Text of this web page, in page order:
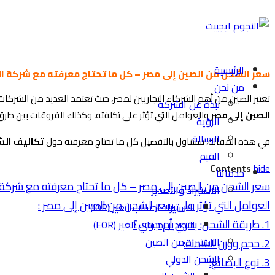
الرئيسية
من نحن
نبذة عن الشركة
الرؤية
الرسالة
القيم
خدماتنا
الاستيراد والتصدير
الاستيراد لحساب الغير (IOR)
التصدير لحساب الغير (EOR)
الاستيراد من الصين
الشحن الدولي
سعر الشحن من الصين إلى مصر – كل ما تحتاج معرفته مع شركة
تعتبر الصين من أهم الشركاء التجاريين لمصر، حيث تعتمد العديد من
الصين إلى مصروالعوامل التي تؤثر على تكلفته، وكذلك الفروقات بين
في هذه المقالة، سنتناول بالتفصيل كل ما تحتاج معرفته حولتكاليف
Contentshide
سعر الشحن من الصين إلى مصر – كل ما تحتاج معرفته مع شركة
العوامل التي تؤثر على سعر الشحن من الصين إلى مصر :
1. طريقة الشحن: بحري أم جوي؟
2. حجم ووزن الشحنة:
3. نوع البضائع: